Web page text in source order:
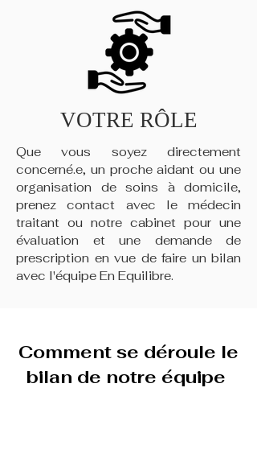
VOTRE RÔLE
Que vous soyez directement
concerné.e, un proche aidant ou une
organisation de soins à domicile,
prenez contact avec le médecin
traitant ou notre cabinet pour une
évaluation et une demande de
prescription en vue de faire un bilan
avec l'équipe En Equilibre.
Comment se déroule le
bilan de notre équipe